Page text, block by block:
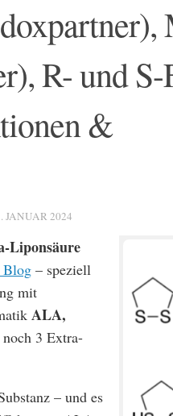
R- und
&
JANUAR 2024
Liponsäure
Blog – speziell
mit
ALA,
3 Extra-
– und es